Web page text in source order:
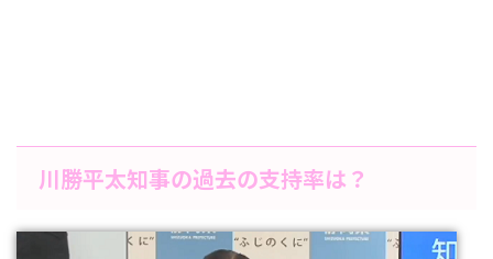
川勝平太知事の過去の支持率は？